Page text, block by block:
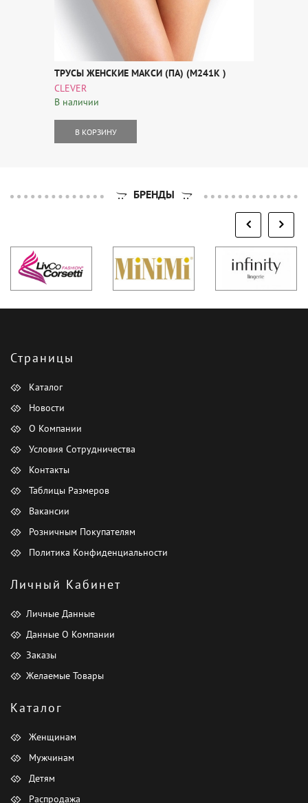
ТРУСЫ ЖЕНСКИЕ МАКСИ (ПА) (M241К )
CLEVER
В наличии
В КОРЗИНУ
БРЕНДЫ
Страницы
Каталог
Новости
О Компании
Условия Сотрудничества
Контакты
Таблицы Размеров
Вакансии
Розничным Покупателям
Политика Конфиденциальности
Личный Кабинет
Личные Данные
Данные О Компании
Заказы
Желаемые Товары
Каталог
Женщинам
Мужчинам
Детям
Распродажа